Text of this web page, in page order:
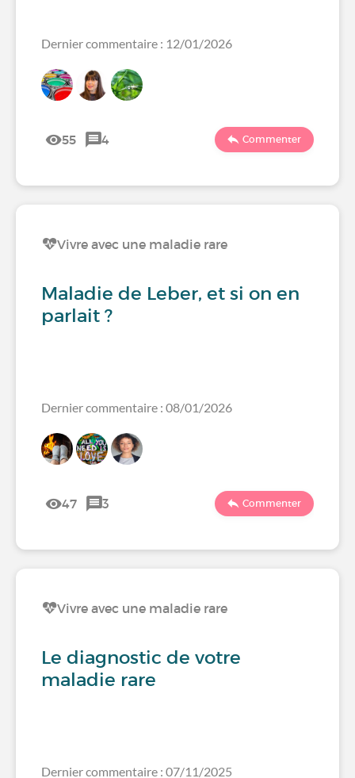
Dernier commentaire : 12/01/2026
55 4 Commenter
Vivre avec une maladie rare
Maladie de Leber, et si on en
parlait ?
Dernier commentaire : 08/01/2026
47 3 Commenter
Vivre avec une maladie rare
Le diagnostic de votre
maladie rare
Dernier commentaire : 07/11/2025